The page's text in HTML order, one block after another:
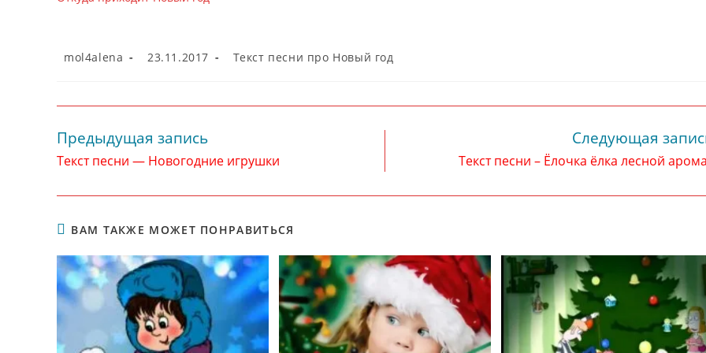
Автор
mol4alena
Запись
23.11.2017
Рубрика
Текст песни про Новый год
Читать
далее
статьи
Предыдущая запись
Текст песни — Новогодние игрушки
Следующая
Текст песни – Ёлочка ёлка лесной
ВАМ ТАКЖЕ МОЖЕТ ПОНРАВИТЬСЯ